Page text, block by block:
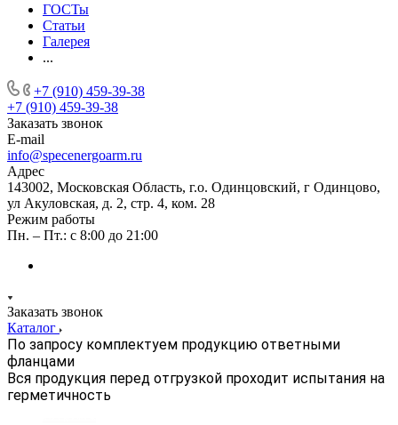
ГОСТы
Статьи
Галерея
...
+7 (910) 459-39-38
+7 (910) 459-39-38
Заказать звонок
E-mail
info@specenergoarm.ru
Адрес
143002, Московская Область, г.о. Одинцовский, г Одинцово,
ул Акуловская, д. 2, стр. 4, ком. 28
Режим работы
Пн. – Пт.: с 8:00 до 21:00
Заказать звонок
Каталог
По запросу комплектуем продукцию ответными
фланцами
Вся продукция перед отгрузкой проходит испытания на
герметичность